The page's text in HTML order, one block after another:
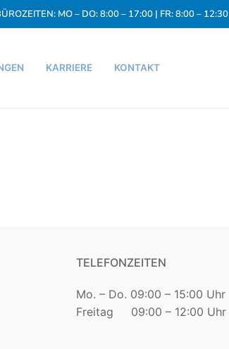
MO – DO: 8:00 – 17:00 | FR: 8:00 – 12:30
KARRIERE KONTAKT
TELEFONZEITEN
Mo. – Do. 09:00 – 15:00 Uhr
Freitag 09:00 – 12:00 Uhr